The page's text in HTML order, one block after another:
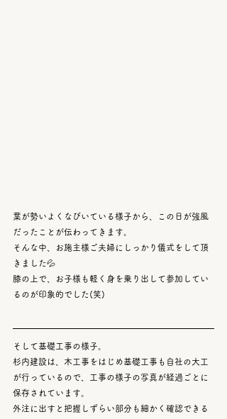
葉が勢いよくなびいている様子から、この日が強風
だったことが伝わってきます。
そんな中、お施主様ご夫婦にしっかり儀式をして頂
きました💦
膝の上で、お子様も軽く身を乗り出して参加してい
るのが印象的でした(笑)
そして基礎工事の様子。
杉内建設は、木工事をはじめ基礎工事も自社の大工
が行っているので、工事の様子の写真が経過ごとに
保存されています。
外注に出すと把握しずらい部分も細かく確認できる